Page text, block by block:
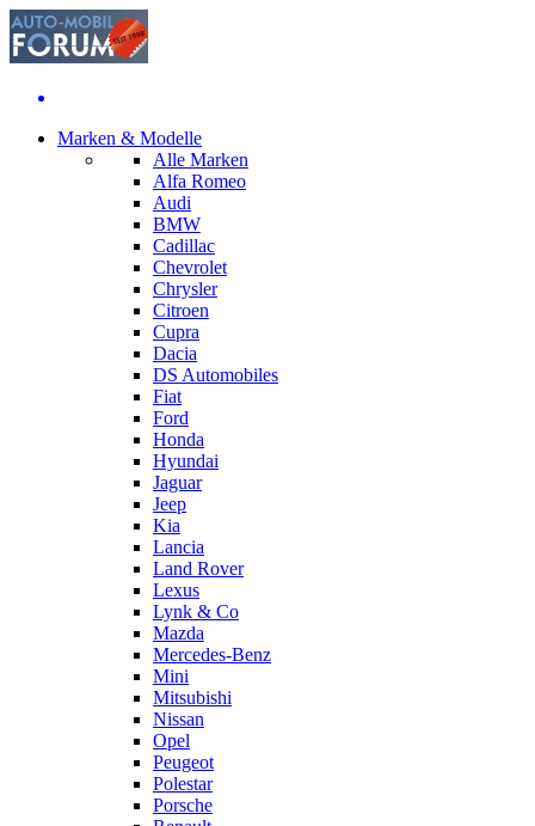
Marken & Modelle
Alle Marken
Alfa Romeo
Audi
BMW
Cadillac
Chevrolet
Chrysler
Citroen
Cupra
Dacia
DS Automobiles
Fiat
Ford
Honda
Hyundai
Jaguar
Jeep
Kia
Lancia
Land Rover
Lexus
Lynk & Co
Mazda
Mercedes-Benz
Mini
Mitsubishi
Nissan
Opel
Peugeot
Polestar
Porsche